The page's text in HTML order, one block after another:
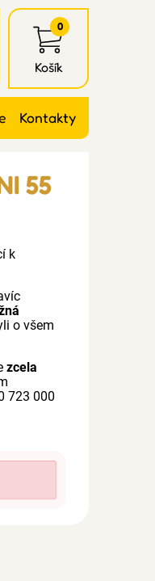
0
Košík
Kontakty
55
k
o všem
zcela
723 000